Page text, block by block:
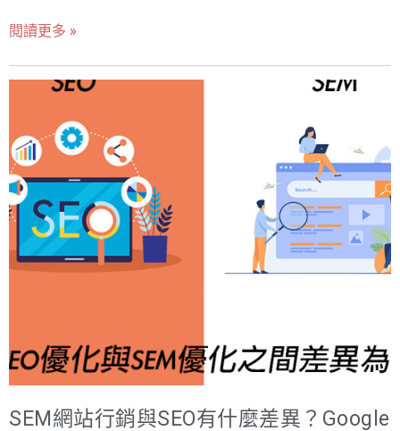
等等。然而除了做好基本的防疫措施外，更重要的是該如何
業績。實體店家們可以運用網路時代下的最佳利器：Google
我的商家，為你的店家增加更好的曝光率。因為現代人講求
快速方便的搜尋功能，很多時候我們連想要去的景點、餐廳
也會使用Google地圖查詢某間店的位置、距離我多遠、該店
評價如何等等。掌握消費者的使用習性、加上網路便捷的優
勢，使得Google我的商家成為好用的行銷工具，重點它是
Google免費支援的功能～擁有實體店面的你，一定要加以利
在於：你的店面資訊將會同步顯示在Google地圖上，而這點
將會增加你的店家曝光度。現代網路的發達加上智慧型手機
的普遍性，讓消費者習慣用手機或電腦來搜尋各式東西，包
閱讀更多 »
SEM網站行銷與SEO有什麼差異？Google